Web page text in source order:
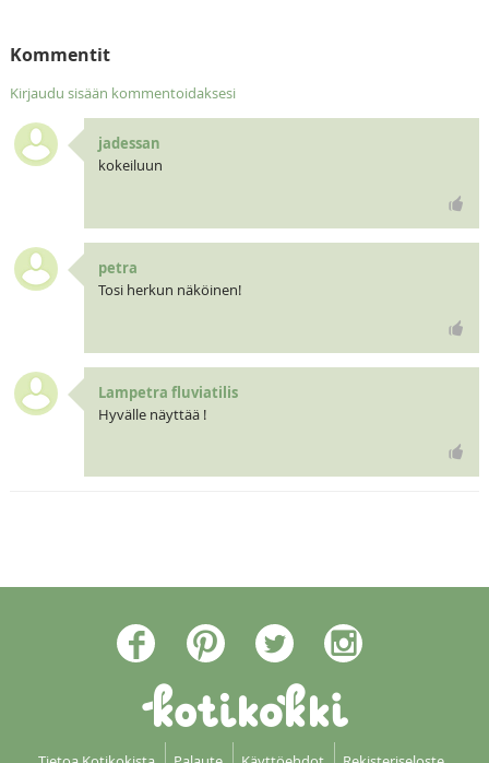
Kommentit
Kirjaudu sisään kommentoidaksesi
jadessan
kokeiluun
petra
Tosi herkun näköinen!
Lampetra fluviatilis
Hyvälle näyttää !